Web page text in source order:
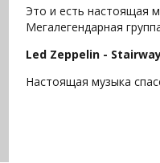
Это и есть настоящая
Мегалегендарная
Led Zeppelin -
Настоящая музыка